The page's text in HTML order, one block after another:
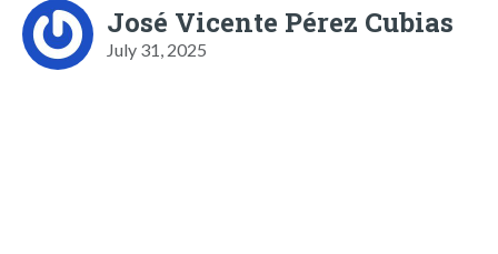
José Vicente Pérez Cubias
July 31, 2025